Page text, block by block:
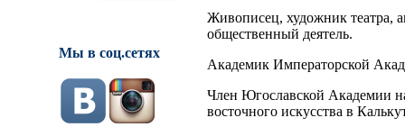
Мы в соц.сетях
Живописец, художник театра,
общественный деятель.
Академик Императорской
Член Югославской Академии
восточного искусства в